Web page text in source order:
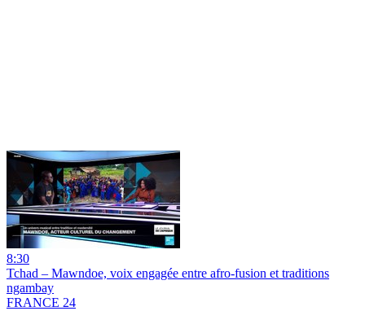
8:30
Tchad – Mawndoe, voix engagée entre afro-fusion et traditions
ngambay
FRANCE 24